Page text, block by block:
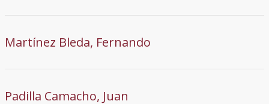
Martínez Bleda, Fernando
Padilla Camacho, Juan